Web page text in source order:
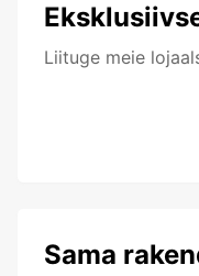
Liituge meie
Sama